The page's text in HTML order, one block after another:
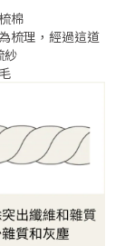
棉
梳理，經過這道
紗